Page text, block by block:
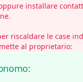
installare
riscaldare le case
al proprietario: